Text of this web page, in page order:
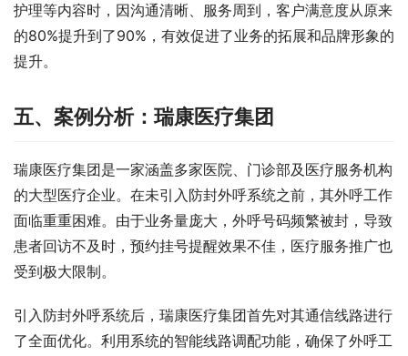
护理等内容时，因沟通清晰、服务周到，客户满意度从原来
的80%提升到了90%，有效促进了业务的拓展和品牌形象的
提升。
五、案例分析：瑞康医疗集团
瑞康医疗集团是一家涵盖多家医院、门诊部及医疗服务机构
的大型医疗企业。在未引入防封外呼系统之前，其外呼工作
面临重重困难。由于业务量庞大，外呼号码频繁被封，导致
患者回访不及时，预约挂号提醒效果不佳，医疗服务推广也
受到极大限制。
引入防封外呼系统后，瑞康医疗集团首先对其通信线路进行
了全面优化。利用系统的智能线路调配功能，确保了外呼工